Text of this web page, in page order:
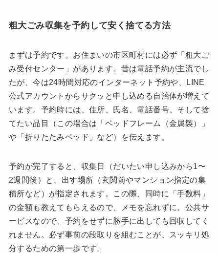
粗大ごみ収集を予約して安く捨てる方法
まずは予約です。お住まいの市区町村には必ず「粗大ご
み受付センター」があります。昔は電話予約が主流でし
たが、今は24時間対応のインターネット予約や、LINE
公式アカウントからサクッと申し込める自治体が増えて
います。予約時には、住所、氏名、電話番号、そして捨
てたい品目（この場合は「ベッドフレーム（金属製）」
や「折りたたみベッド」など）を伝えます。
予約が完了すると、収集日（だいたい申し込みから1〜
2週間後）と、出す場所（玄関前やマンション指定の集
積所など）が指定されます。この際、同時に「手数料」
の金額も教えてもらえるので、メモを忘れずに。公共サ
ービスなので、予約をせずに勝手に出しても回収してく
れません。必ず事前の段取りを組むことが、スッキリ処
分するための第一歩です。